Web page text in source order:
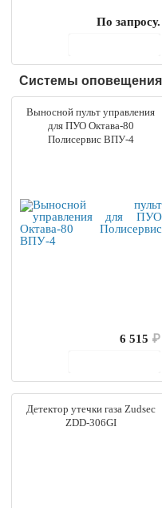
По запросу.
Системы оповещения
Выносной пульт управления
для ПУО Октава-80
Полисервис ВПУ-4
6 515 ₽
Детектор утечки газа Zudsec
ZDD-306GI